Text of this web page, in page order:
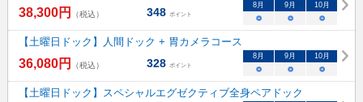
38,300円 （税込） 348 ポイント
8月 9月 10月
○ ○ ○
【土曜日ドック】人間ドック + 胃カメラコース
36,080円 （税込） 328 ポイント
8月 9月 10月
○ ○ ○
【土曜日ドック】スペシャルエグゼクティブ全身ペアドック